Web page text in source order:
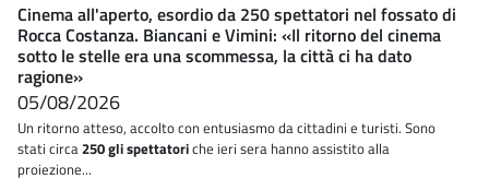
Cinema all'aperto, esordio da 250 spettatori nel fossato di
Rocca Costanza. Biancani e Vimini: «Il ritorno del cinema
sotto le stelle era una scommessa, la città ci ha dato
ragione»
05/08/2026
Un ritorno atteso, accolto con entusiasmo da cittadini e turisti. Sono
stati circa250 gli spettatoriche ieri sera hanno assistito alla
proiezione...